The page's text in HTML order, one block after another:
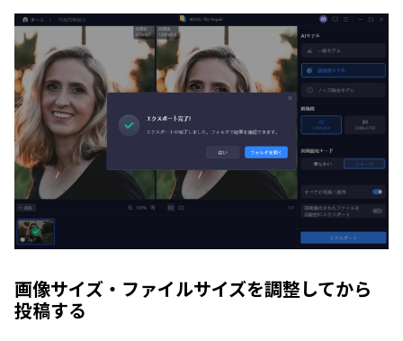
画像サイズ・ファイルサイズを調整してから
投稿する